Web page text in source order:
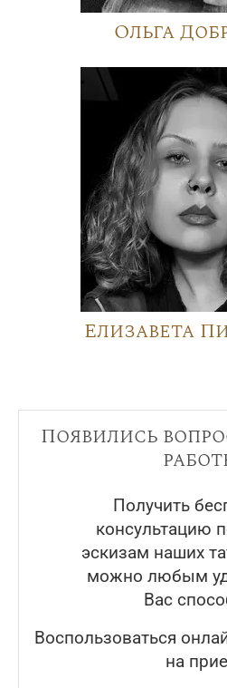
Ольга
Елизавета
Появились
Получить
консультацию
эскизам наших
можно любым
Вас
Воспользоваться
на